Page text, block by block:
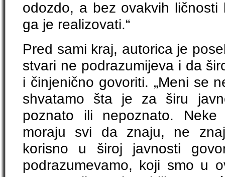
odozdo, a bez ovakvih
ga je realizovati.“
Pred sami kraj, autorica je
stvari ne podrazumijeva i da
i činjenično govoriti. „Meni se
shvatamo šta je za širu
poznato ili nepoznato.
moraju svi da znaju, ne
korisno u široj javnosti
podrazumevamo, koji smo u